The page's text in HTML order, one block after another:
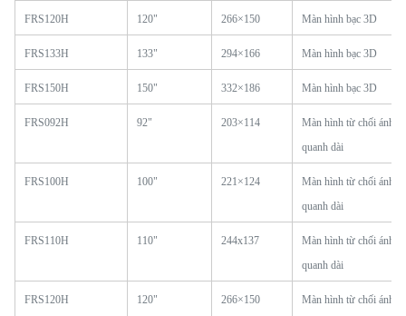
FRS120H 120" 266×150 Màn hình bạc 3D
FRS133H 133" 294×166 Màn hình bạc 3D
FRS150H 150" 332×186 Màn hình bạc 3D
FRS092H 92" 203×114
Màn hình từ chối ánh
quanh dài
FRS100H 100" 221×124
Màn hình từ chối ánh
quanh dài
FRS110H 110" 244x137
Màn hình từ chối ánh
quanh dài
FRS120H 120" 266×150
Màn hình từ chối ánh